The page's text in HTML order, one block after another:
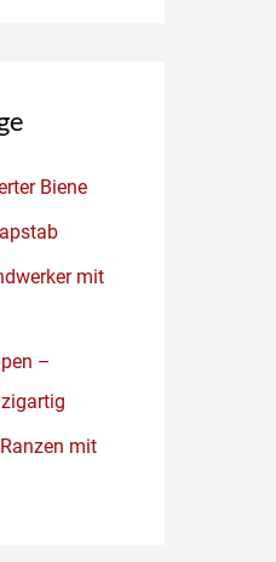
Biene
mit
–
mit